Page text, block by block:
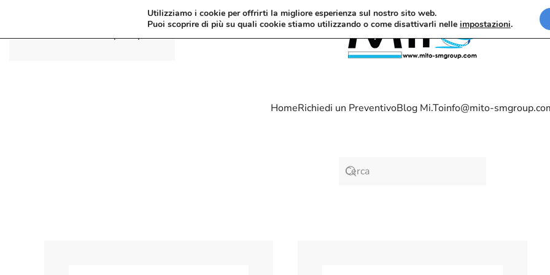
Passa al contenuto principale
HomeRichiedi un PreventivoBlog Mi.Toinfo@mito-
Utilizziamo i cookie per offrirti la migliore esperienza sul nostro sito web.
Puoi scoprire di più su quali cookie stiamo utilizzando o come disattivarli nelle impostazioni.